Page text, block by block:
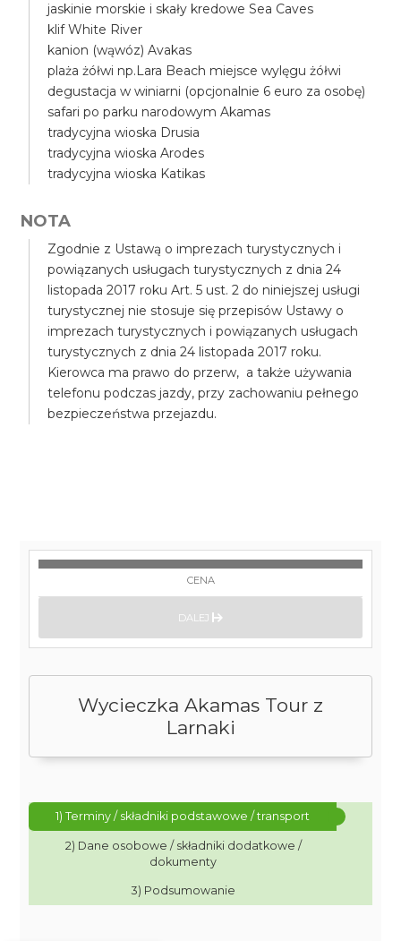
jaskinie morskie i skały kredowe Sea Caves
klif White River
kanion (wąwóz) Avakas
plaża żółwi np.Lara Beach miejsce wylęgu żółwi
degustacja w winiarni (opcjonalnie 6 euro za osobę)
safari po parku narodowym Akamas
tradycyjna wioska Drusia
tradycyjna wioska Arodes
tradycyjna wioska Katikas
NOTA
Zgodnie z Ustawą o imprezach turystycznych i
powiązanych usługach turystycznych z dnia 24
listopada 2017 roku Art. 5 ust. 2 do niniejszej usługi
turystycznej nie stosuje się przepisów Ustawy o
imprezach turystycznych i powiązanych usługach
turystycznych z dnia 24 listopada 2017 roku.
Kierowca ma prawo do przerw, a także używania
telefonu podczas jazdy, przy zachowaniu pełnego
bezpieczeństwa przejazdu.
Wycieczka Akamas Tour z
Larnaki
1) Terminy / składniki podstawowe / transport
2) Dane osobowe / składniki dodatkowe /
dokumenty
3) Podsumowanie
CENA
DALEJ